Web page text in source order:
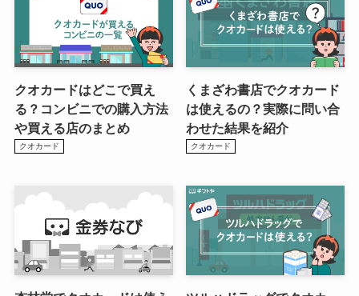
クオカードはどこで買え
る？コンビニでの購入方法
や買える店のまとめ
クオカード
くまざわ書店でクオカード
は使えるの？実際に問い合
わせた結果を紹介
クオカード